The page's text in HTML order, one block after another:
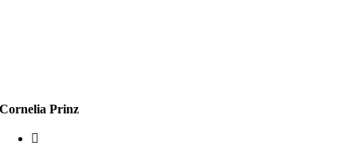
Cornelia Prinz